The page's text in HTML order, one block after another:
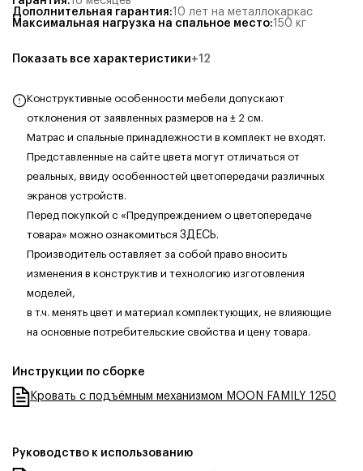
Дополнительная гарантия:10 лет на металлокаркас
Максимальная нагрузка на спальное место:150 кг
Показать все характеристики+12
Конструктивные особенности мебели допускают
отклонения от заявленных размеров на ± 2 см.
Матрас и спальные принадлежности в комплект не входят.
Представленные на сайте цвета могут отличаться от
реальных, ввиду особенностей цветопередачи различных
экранов устройств.
Перед покупкой с «Предупреждением о цветопередаче
товара» можно ознакомиться ЗДЕСЬ.
Производитель оставляет за собой право вносить
изменения в конструктив и технологию изготовления
моделей,
в т.ч. менять цвет и материал комплектующих, не влияющие
на основные потребительские свойства и цену товара.
Инструкции по сборке
Кровать с подъёмным механизмом MOON FAMILY 1250
Руководство к использованию